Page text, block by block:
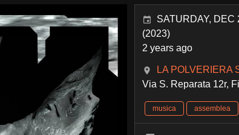
SATURDAY, DEC
(2023)
2 years ago
LA POLVERIERA
Via S. Reparata 12r,
musica assemblea